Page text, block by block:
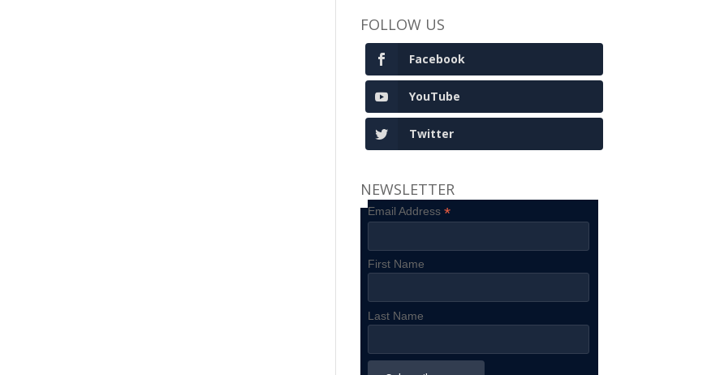
FOLLOW US
Facebook
YouTube
Twitter
NEWSLETTER
Email Address*
First Name
Last Name